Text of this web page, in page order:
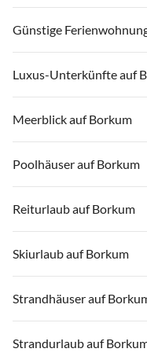
Günstige
Luxus-Unterkünfte auf
Meerblick auf Borkum
Poolhäuser auf Borkum
Reiturlaub auf Borkum
Skiurlaub auf Borkum
Strandhäuser auf
Strandurlaub auf